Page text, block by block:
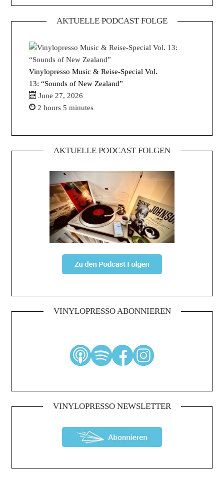
AKTUELLE PODCAST FOLGE
Vinylopresso Music & Reise-Special Vol.
13: “Sounds of New Zealand”
June 27, 2026
2 hours 5 minutes
AKTUELLE PODCAST FOLGEN
VINYLOPRESSO ABONNIEREN
VINYLOPRESSO NEWSLETTER